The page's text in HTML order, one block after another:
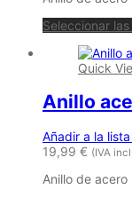
Seleccionar
Quick
Anillo
Añadir a la
19,99 € (IVA
Anillo de